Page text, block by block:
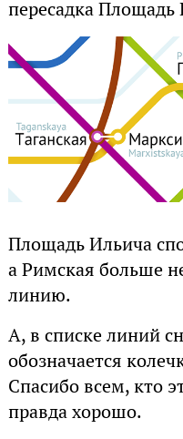
пересадка
Площадь Ильича
а Римская больше
линию.
А, в списке линий
обозначается
Спасибо всем, кто
правда хорошо.